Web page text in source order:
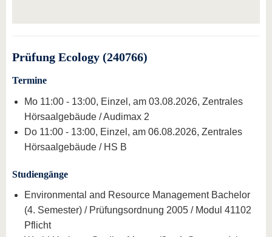
Prüfung Ecology (240766)
Termine
Mo 11:00 - 13:00, Einzel, am 03.08.2026, Zentrales
Hörsaalgebäude / Audimax 2
Do 11:00 - 13:00, Einzel, am 06.08.2026, Zentrales
Hörsaalgebäude / HS B
Studiengänge
Environmental and Resource Management Bachelor
(4. Semester) / Prüfungsordnung 2005 / Modul 41102
Pflicht